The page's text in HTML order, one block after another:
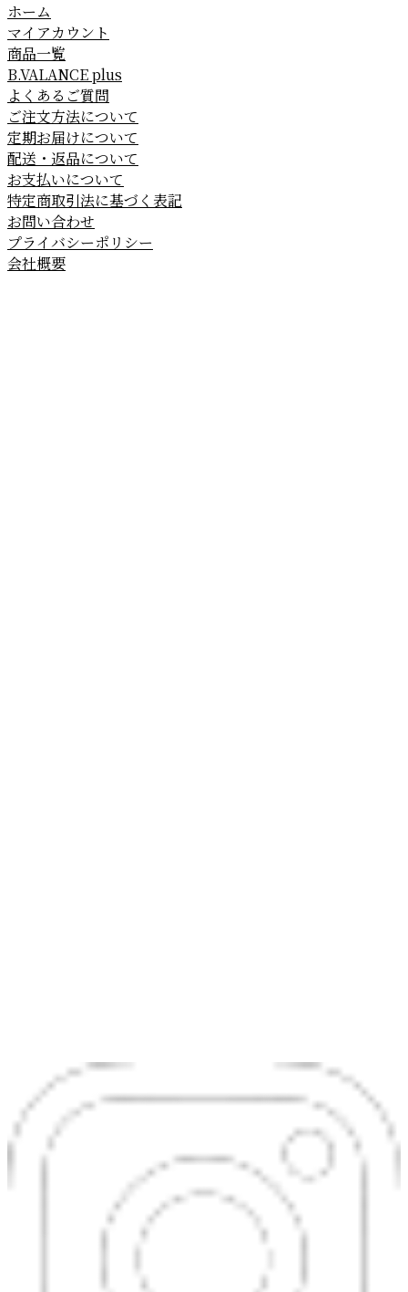
ホーム
マイアカウント
商品一覧
B.VALANCE plus
よくあるご質問
ご注文方法について
定期お届けについて
配送・返品について
お支払いについて
特定商取引法に基づく表記
お問い合わせ
プライバシーポリシー
会社概要